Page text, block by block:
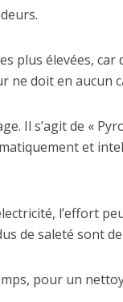
plus élevées,
ne doit en aucun
Il s’agit de «
et
l’effort
de saleté sont
pour un